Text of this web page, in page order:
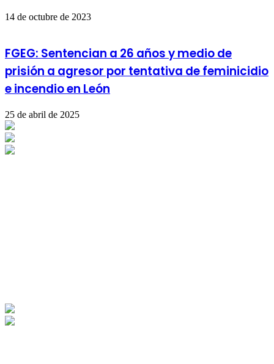
14 de octubre de 2023
FGEG: Sentencian a 26 años y medio de
prisión a agresor por tentativa de feminicidio
e incendio en León
25 de abril de 2025